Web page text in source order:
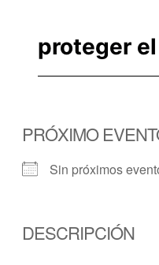
proteger
PRÓXIMO
Sin próximos
DESCRIPCIÓN